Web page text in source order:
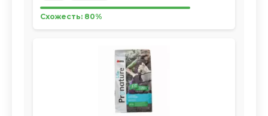
Схожесть: 80%